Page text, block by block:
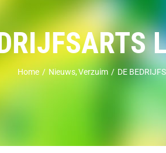
Home Nieuws Verzuim DE